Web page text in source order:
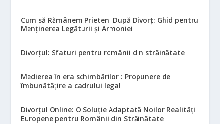
Cum să Rămânem Prieteni După Divorț: Ghid pentru
Menținerea Legăturii și Armoniei
Divorțul: Sfaturi pentru românii din străinătate
Medierea în era schimbărilor : Propunere de
îmbunătățire a cadrului legal
Divorțul Online: O Soluție Adaptată Noilor Realități
Europene pentru Românii din Străinătate